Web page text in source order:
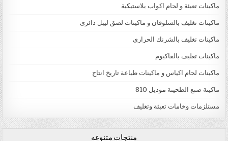
ماكينات تعبئة و لحام اكواب بلاستيكية
ماكينات تغليف بالسلوفان و ماكينات لصق ليبل دائرى
ماكينات تغليف بالشرنك الحرارى
ماكينات تغليف بالفاكيوم
ماكينات لحام اكياس و ماكينات طباعة تاريخ انتاج
ماكينة صنع الطحينة موديل 810
مستلزمات وخامات تعبئة وتغليف
منتجات متنوعه